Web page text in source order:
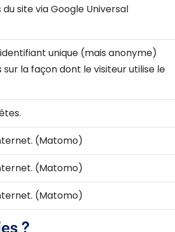
site via Google Universal
unique (mais anonyme)
la façon dont le visiteur utilise le
(Matomo)
(Matomo)
(Matomo)